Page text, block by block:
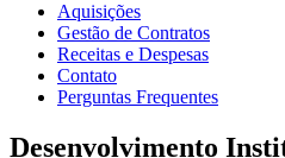
Aquisições
Gestão de Contratos
Receitas e Despesas
Contato
Perguntas Frequentes
Desenvolvimento